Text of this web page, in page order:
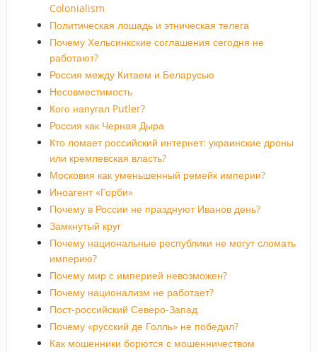
Colonialism
Политическая лошадь и этническая телега
Почему Хельсинкские соглашения сегодня не
работают?
Россия между Китаем и Беларусью
Несовместимость
Кого напугал Putler?
Россия как Черная Дыра
Кто ломает российский интернет: украинские дроны
или кремлевская власть?
Московия как уменьшенный ремейк империи?
Иноагент «Горби»
Почему в России не празднуют Иванов день?
Замкнутый круг
Почему национальные республики не могут сломать
империю?
Почему мир с империей невозможен?
Почему национализм не работает?
Пост-российский Северо-Запад
Почему «русский де Голль» не победил?
Как мошенники борются с мошенничеством